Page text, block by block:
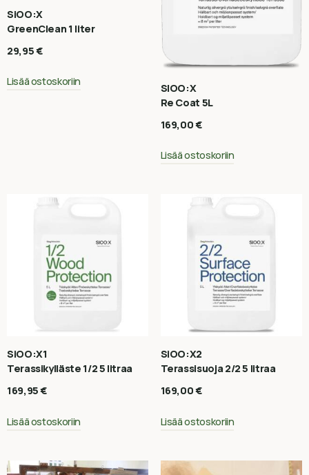
SiOO:X
GreenClean 1 liter
29,95€
Lisää ostoskoriin
SIOO:X
Re Coat 5L
169,00€
Lisää ostoskoriin
SiOO:X1
Terassikylläste 1/2 5 litraa
169,95€
Lisää ostoskoriin
SiOO:X2
Terassisuoja 2/2 5 litraa
169,00€
Lisää ostoskoriin